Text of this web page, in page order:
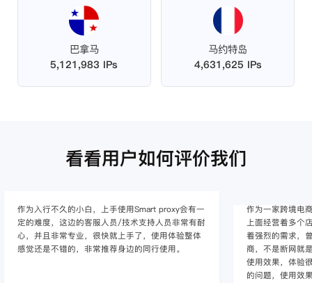
巴拿马
5,121,983 IPs
马约特岛
4,631,625 IPs
看看用户如何评价我们
作为入行不久的小白，上手使用Smart proxy会有一
定的难度，这边的客服人员/技术支持人员非常有耐
心，并且非常专业，很快就上手了，使用体验整体
感觉还是不错的，非常推荐身边的同行使用。
作为一家跨境电
上面经营着多个
着强烈的需求，
商，不是断网就
使用效果，体验
的问题，使用效